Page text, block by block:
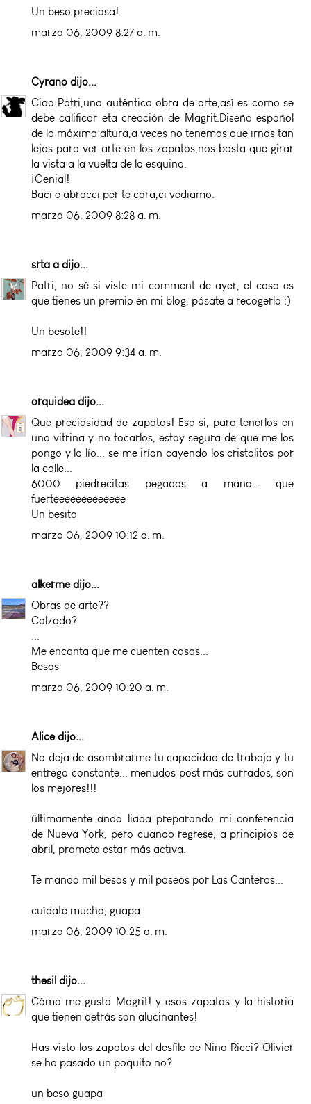
Un beso preciosa!
marzo 06, 2009 8:27 a. m.
Cyrano dijo...
Ciao Patri,una auténtica obra de arte,así es como se
debe calificar eta creación de Magrit.Diseño español
de la máxima altura,a veces no tenemos que irnos tan
lejos para ver arte en los zapatos,nos basta que girar
la vista a la vuelta de la esquina.
¡Genial!
Baci e abracci per te cara,ci vediamo.
marzo 06, 2009 8:28 a. m.
srta a dijo...
Patri, no sé si viste mi comment de ayer, el caso es
que tienes un premio en mi blog, pásate a recogerlo ;)
Un besote!!
marzo 06, 2009 9:34 a. m.
orquidea dijo...
Que preciosidad de zapatos! Eso si, para tenerlos en
una vitrina y no tocarlos, estoy segura de que me los
pongo y la lío... se me irían cayendo los cristalitos por
la calle...
6000 piedrecitas pegadas a mano... que
fuerteeeeeeeeeeeee
Un besito
marzo 06, 2009 10:12 a. m.
alkermedijo...
Obras de arte??
Calzado?
...
Me encanta que me cuenten cosas...
Besos
marzo 06, 2009 10:20 a. m.
Alicedijo...
No deja de asombrarme tu capacidad de trabajo y tu
entrega constante... menudos post más currados, son
los mejores!!!
ültimamente ando liada preparando mi conferencia
de Nueva York, pero cuando regrese, a principios de
abril, prometo estar más activa.
Te mando mil besos y mil paseos por Las Canteras...
cuídate mucho, guapa
marzo 06, 2009 10:25 a. m.
thesil dijo...
Cómo me gusta Magrit! y esos zapatos y la historia
que tienen detrás son alucinantes!
Has visto los zapatos del desfile de Nina Ricci? Olivier
se ha pasado un poquito no?
un beso guapa